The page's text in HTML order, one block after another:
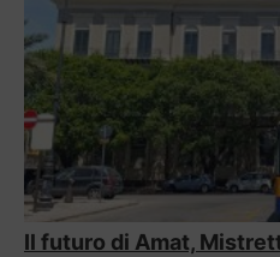
Il futuro di Amat,